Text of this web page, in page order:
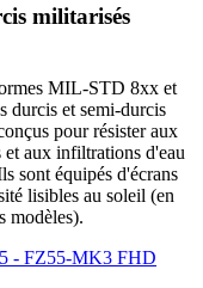
militarisés
MIL-STD 8xx et
durcis et semi-durcis
pour résister aux
et aux infiltrations d'eau
sont équipés d'écrans
lisibles au soleil (en
modèles).
- FZ55-MK3 FHD